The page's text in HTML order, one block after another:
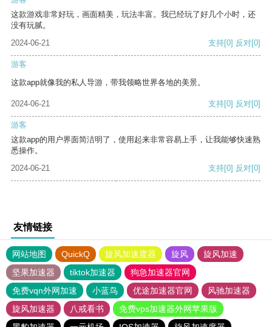
这款游戏非常好玩，画面精美，玩法丰富。我已经玩了好几个小时，还
没有玩腻。
2024-06-21
支持[0] 反对[0]
游客
这款app就像我的私人导游，带我领略世界各地的美景。
2024-06-21 支持[0] 反对[0]
游客
这款app的用户界面简洁明了，使用起来非常容易上手，让我能够快速熟
悉操作。
2024-06-21
支持[0] 反对[0]
友情链接
网站地图 QuickQ 旋风加速度器 旋风
旋风加速
坚果加速器
tiktok加速器
狗急加速器官网
免费vqn外网加速
小蓝鸟 优途加速器官网
风驰加速器
旋风加速器
八戒看书
免费vps加速器外网苹果版